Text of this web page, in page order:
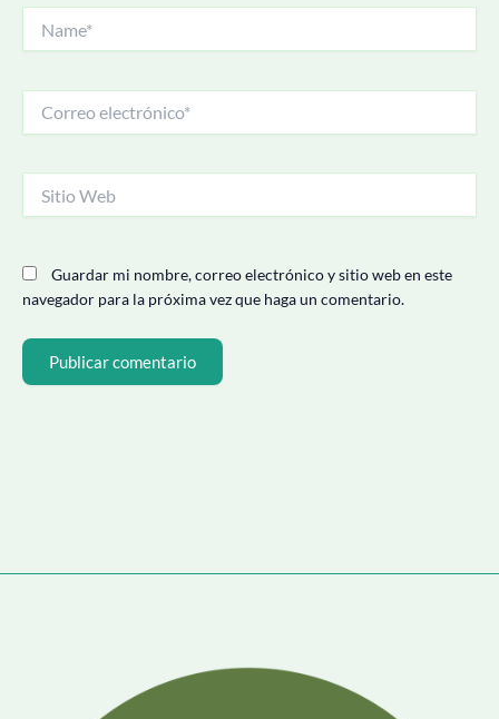
electrónico*
Web
Guardar mi nombre, correo electrónico y sitio web en este
navegador para la próxima vez que haga un comentario.